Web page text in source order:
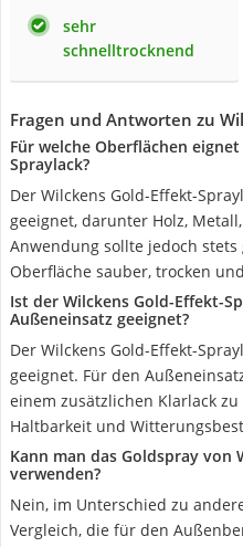
sehr
schnelltrocknend
Fragen und Antworten zu
Für welche Oberflächen
Spraylack?
Der Wilckens Gold-Effekt-
geeignet, darunter Holz,
Anwendung sollte jedoch
Oberfläche sauber, trocken
Ist der Wilckens Gold-Effekt-
Außeneinsatz geeignet?
Der Wilckens Gold-Effekt-
geeignet. Für den
einem zusätzlichen Klarlack
Haltbarkeit und
Kann man das Goldspray von
verwenden?
Nein, im Unterschied zu
Vergleich, die für den